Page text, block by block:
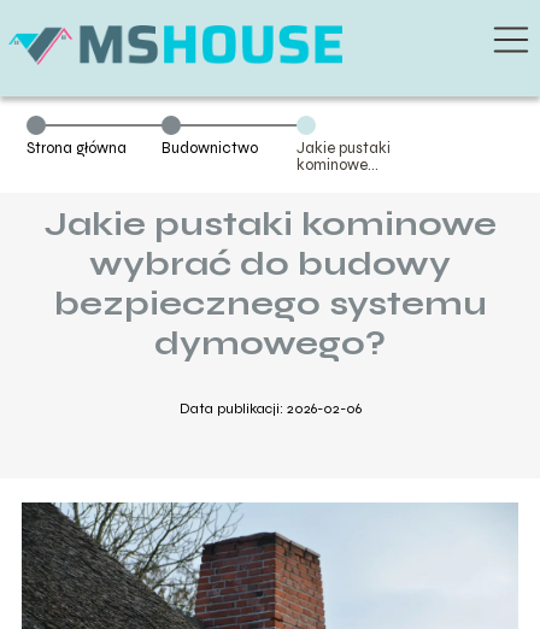
Strona główna Budownictwo
Jakie pustaki
kominowe
bezpiecznego
systemu
dymowego?
Jakie pustaki kominowe
wybrać do budowy
bezpiecznego systemu
dymowego?
Data publikacji: 2026-02-06